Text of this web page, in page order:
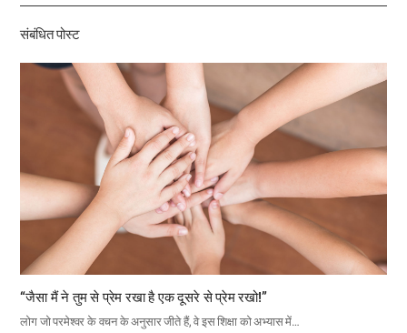
기
संबंधित पोस्ट
“जैसा मैं ने तुम से प्रेम रखा है एक दूसरे से प्रेम रखो!”
लोग जो परमेश्वर के वचन के अनुसार जीते हैं, वे इस शिक्षा को अभ्यास में…